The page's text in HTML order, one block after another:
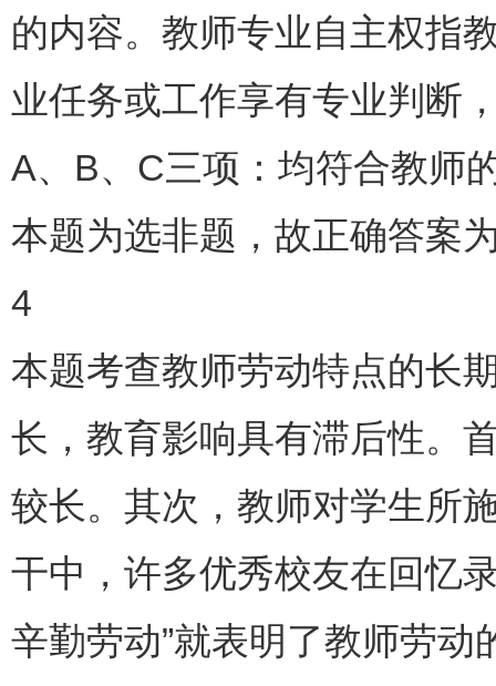
的内容。教师专业自主权指
业任务或工作享有专业判断
A、B、C三项：均符合教师
本题为选非题，故正确答案
4
本题考查教师劳动特点的长
长，教育影响具有滞后性。
较长。其次，教师对学生所
干中，许多优秀校友在回忆
辛勤劳动”就表明了教师劳动